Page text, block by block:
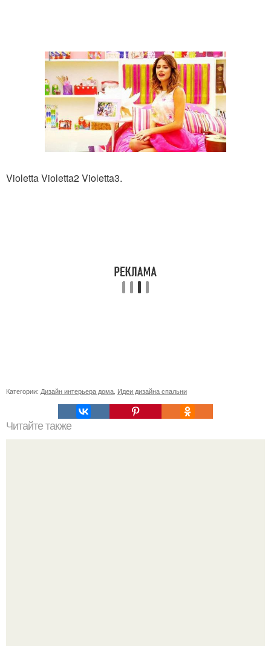
Violetta Violetta2 Violetta3.
Категории: Дизайн интерьера дома Идеи дизайна спальни
Читайте также